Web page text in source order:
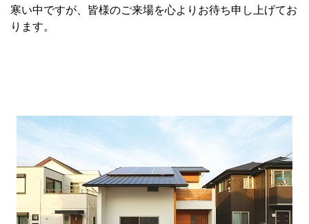
寒い中ですが、皆様のご来場を心よりお待ち申し上げてお
ります。